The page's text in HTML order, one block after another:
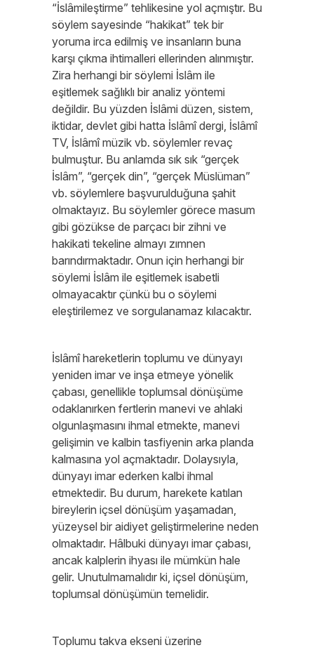
“İslâmileştirme” tehlikesine yol açmıştır. Bu
söylem sayesinde “hakikat” tek bir
yoruma irca edilmiş ve insanların buna
karşı çıkma ihtimalleri ellerinden alınmıştır.
Zira herhangi bir söylemi İslâm ile
eşitlemek sağlıklı bir analiz yöntemi
değildir. Bu yüzden İslâmi düzen, sistem,
iktidar, devlet gibi hatta İslâmî dergi, İslâmî
TV, İslâmî müzik vb. söylemler revaç
bulmuştur. Bu anlamda sık sık “gerçek
İslâm”, “gerçek din”, “gerçek Müslüman”
vb. söylemlere başvurulduğuna şahit
olmaktayız. Bu söylemler görece masum
gibi gözükse de parçacı bir zihni ve
hakikati tekeline almayı zımnen
barındırmaktadır. Onun için herhangi bir
söylemi İslâm ile eşitlemek isabetli
olmayacaktır çünkü bu o söylemi
eleştirilemez ve sorgulanamaz kılacaktır.
İslâmî hareketlerin toplumu ve dünyayı
yeniden imar ve inşa etmeye yönelik
çabası, genellikle toplumsal dönüşüme
odaklanırken fertlerin manevi ve ahlaki
olgunlaşmasını ihmal etmekte, manevi
gelişimin ve kalbin tasfiyenin arka planda
kalmasına yol açmaktadır. Dolaysıyla,
dünyayı imar ederken kalbi ihmal
etmektedir. Bu durum, harekete katılan
bireylerin içsel dönüşüm yaşamadan,
yüzeysel bir aidiyet geliştirmelerine neden
olmaktadır. Hâlbuki dünyayı imar çabası,
ancak kalplerin ihyası ile mümkün hale
gelir. Unutulmamalıdır ki, içsel dönüşüm,
toplumsal dönüşümün temelidir.
Toplumu takva ekseni üzerine